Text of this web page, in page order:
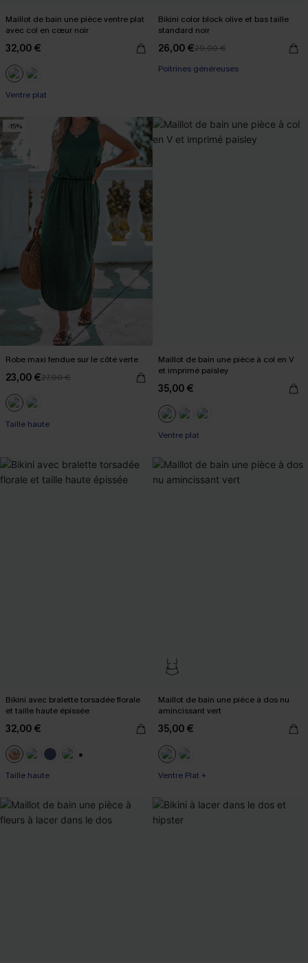
Maillot de bain une pièce ventre plat
avec col en cœur noir
32,00 €
Ventre plat
Bikini color block olive et bas taille
standard noir
26,00 €29,00 €
Poitrines généreuses
-15%
Robe maxi fendue sur le côté verte
23,00 €27,00 €
Taille haute
Maillot de bain une pièce à col en V
et imprimé paisley
35,00 €
Ventre plat
Bikini avec bralette torsadée florale
et taille haute épissée
32,00 €
Taille haute
Maillot de bain une pièce à dos nu
amincissant vert
35,00 €
Ventre Plat +